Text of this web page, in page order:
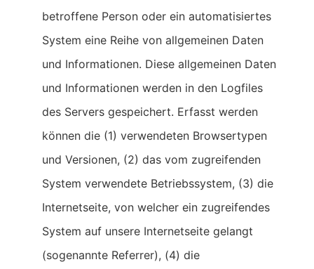
betroffene Person oder ein automatisiertes
System eine Reihe von allgemeinen Daten
und Informationen. Diese allgemeinen Daten
und Informationen werden in den Logfiles
des Servers gespeichert. Erfasst werden
können die (1) verwendeten Browsertypen
und Versionen, (2) das vom zugreifenden
System verwendete Betriebssystem, (3) die
Internetseite, von welcher ein zugreifendes
System auf unsere Internetseite gelangt
(sogenannte Referrer), (4) die